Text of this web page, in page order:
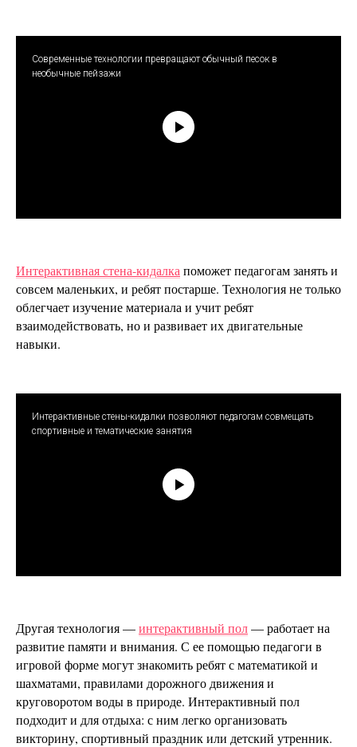
Современные технологии превращают обычный песок в
необычные пейзажи
Интерактивная стена-кидалка поможет педагогам занять и
совсем маленьких, и ребят постарше. Технология не только
облегчает изучение материала и учит ребят
взаимодействовать, но и развивает их двигательные
навыки.
Интерактивные стены-кидалки позволяют педагогам совмещать
спортивные и тематические занятия
Другая технология —интерактивный пол— работает на
развитие памяти и внимания. С ее помощью педагоги в
игровой форме могут знакомить ребят с математикой и
шахматами, правилами дорожного движения и
круговоротом воды в природе. Интерактивный пол
подходит и для отдыха: с ним легко организовать
викторину, спортивный праздник или детский утренник.